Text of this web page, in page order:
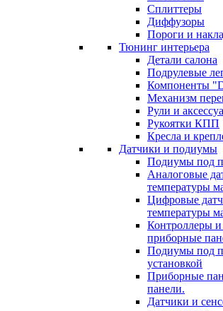
Сплиттеры
Диффузоры
Пороги и
Тюнинг интерьера
Детали салона
Подрулевые
Компоненты
Механизм
Рули и
Рукоятки КПП
Кресла и
Датчики и подиумы
Подиумы под
Аналоговые
температуры
Цифровые
температуры
Контроллеры
приборные
Подиумы под
установкой
Приборные
панели.
Датчики и